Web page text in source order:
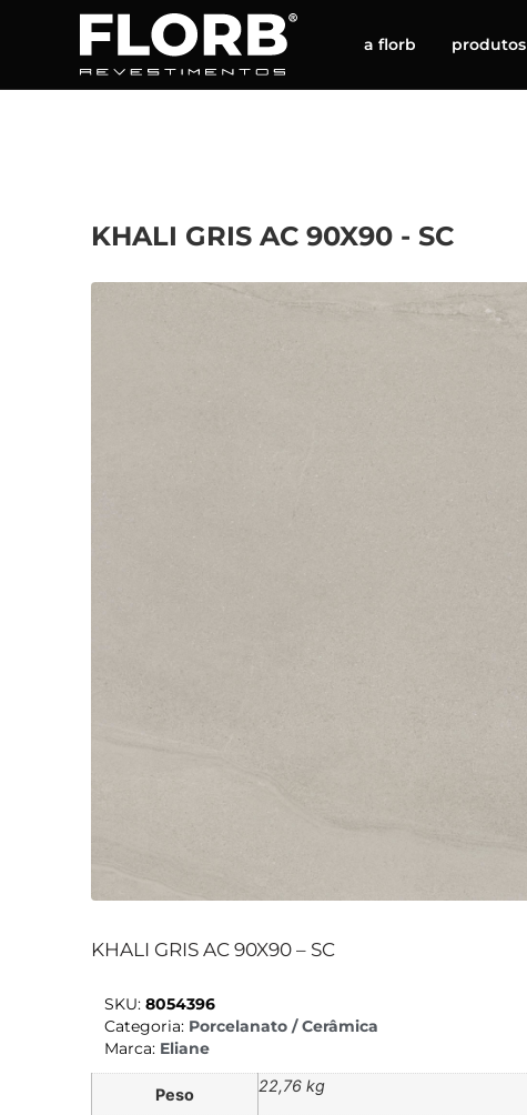
a florb produtos
KHALI GRIS AC 90X90 - SC
KHALI GRIS AC 90X90 – SC
SKU: 8054396
Categoria: Porcelanato / Cerâmica
Marca: Eliane
Peso 22,76 kg